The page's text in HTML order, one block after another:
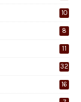
10
8
11
32
16